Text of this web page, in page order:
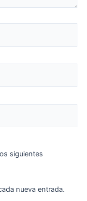
siguientes
nueva entrada.